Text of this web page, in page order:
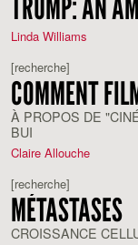
Linda Williams
[recherche]
COMMENT
À PROPOS DE
BUI
Claire Allouche
[recherche]
MÉTASTASES
CROISSANCE